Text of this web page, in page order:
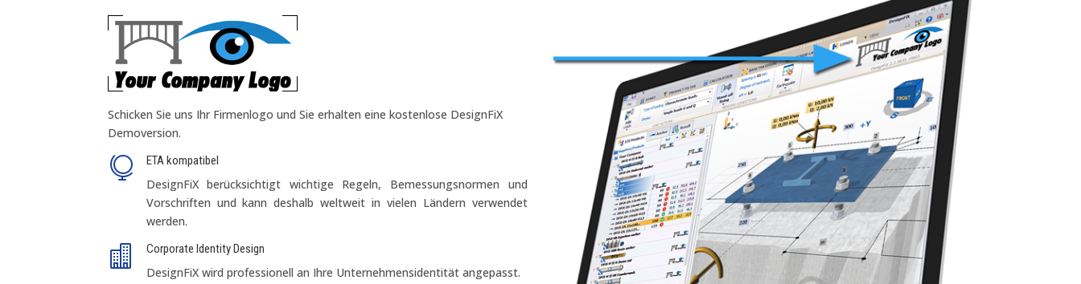
Schicken Sie uns Ihr Firmenlogo und Sie erhalten eine kostenlose DesignFiX
Demoversion.
 ETA kompatibel
DesignFiX berücksichtigt wichtige Regeln, Bemessungsnormen und
Vorschriften und kann deshalb weltweit in vielen Ländern verwendet
werden.
 Corporate Identity Design
DesignFiX wird professionell an Ihre Unternehmensidentität angepasst.